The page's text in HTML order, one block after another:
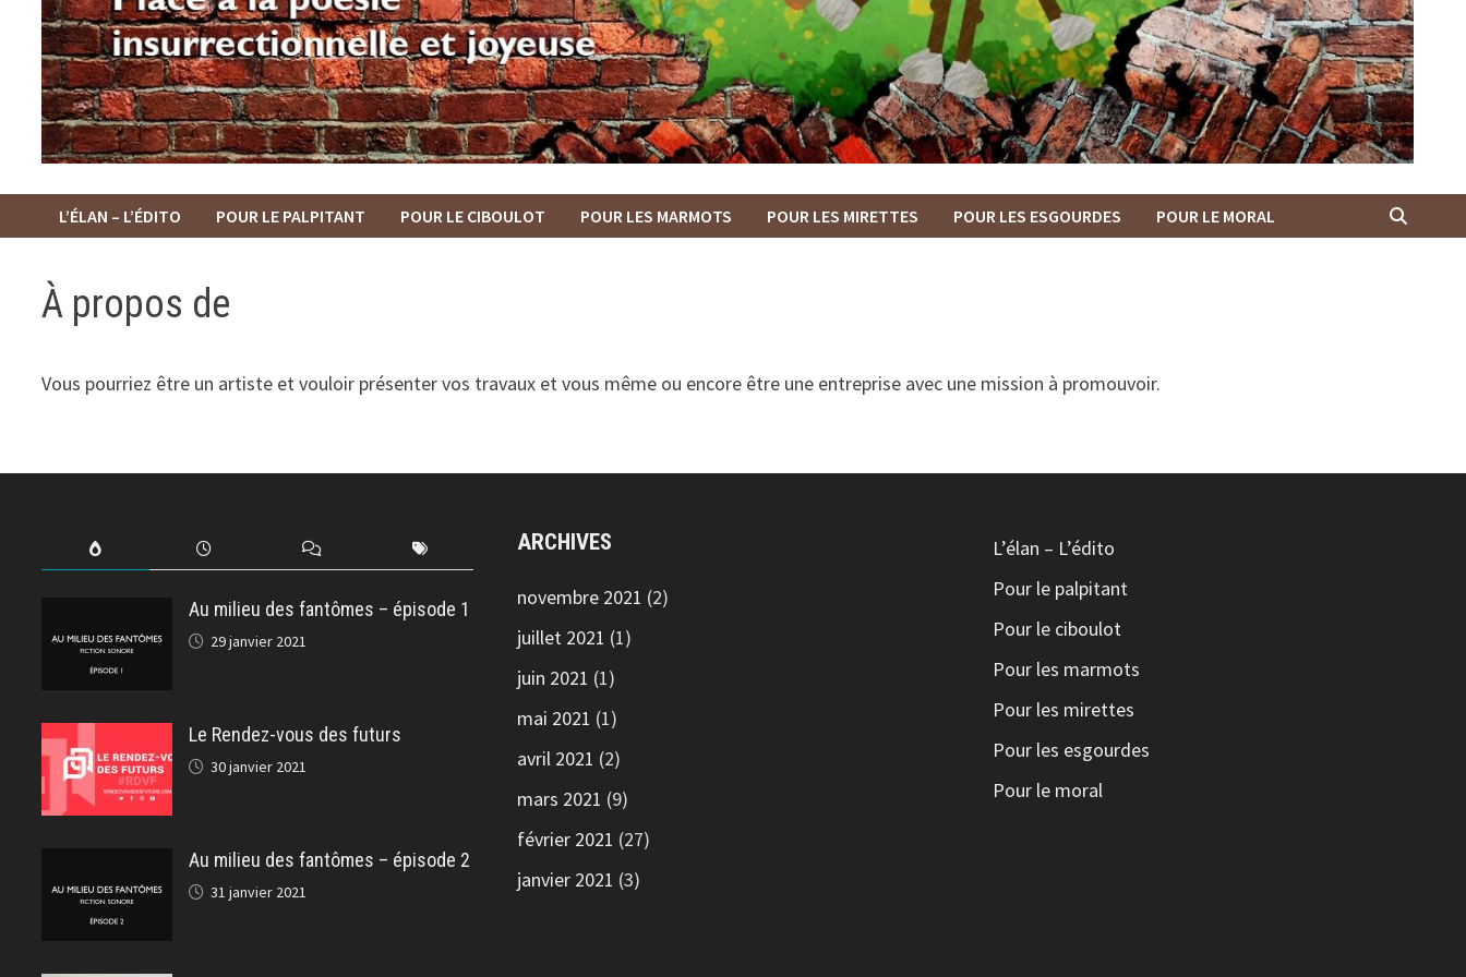
L’ÉLAN – L’ÉDITO POUR LE PALPITANT POUR LE CIBOULOT POUR LES MARMOTS POUR LES MIRETTES POUR LES ESGOURDES POUR LE MORAL
À propos de
Vous pourriez être un artiste et vouloir présenter vos travaux et vous même ou encore être une entreprise avec une mission à promouvoir.
Au milieu des fantômes – épisode 1
29 janvier 2021
Le Rendez-vous des futurs
30 janvier 2021
Au milieu des fantômes – épisode 2
31 janvier 2021
ARCHIVES
novembre 2021 (2)
juillet 2021 (1)
juin 2021 (1)
mai 2021 (1)
avril 2021 (2)
mars 2021 (9)
février 2021 (27)
janvier 2021 (3)
L’élan – L’édito
Pour le palpitant
Pour le ciboulot
Pour les marmots
Pour les mirettes
Pour les esgourdes
Pour le moral